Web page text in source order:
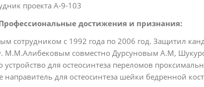
проекта А-9-103
достижения и признания:
сотрудником с 1992 года по 2006 год. Защитил
М.М.Алибековым совместно Дурсуновым А.М,
для остеосинтеза переломов
направитель для остеосинтеза шейки бедренной